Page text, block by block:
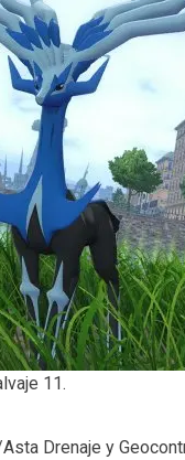
11.
Drenaje y